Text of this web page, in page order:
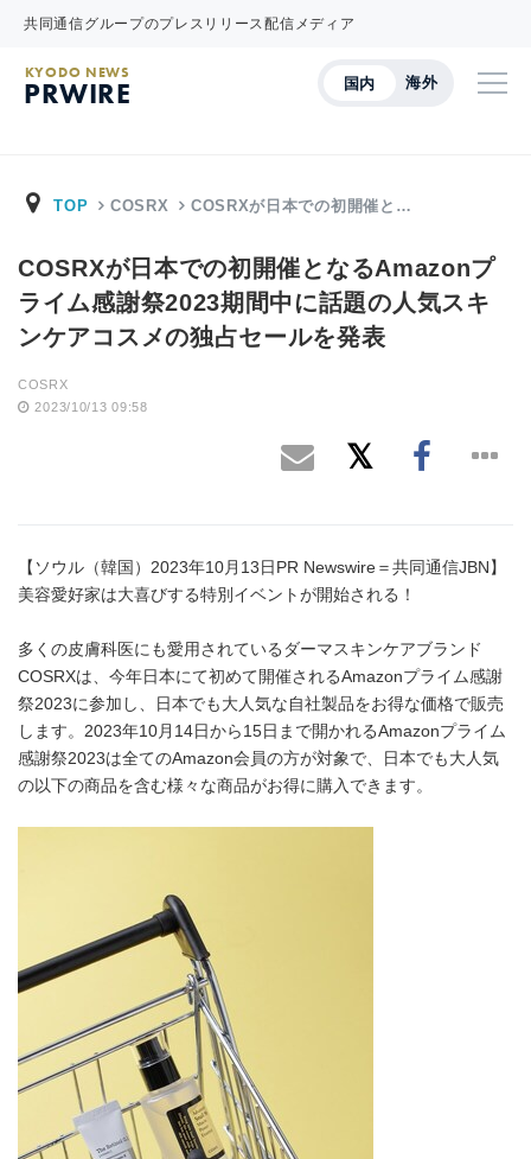
共同通信グループのプレスリリース配信メディア
国内 海外
KYODO NEWS
PRWIRE
TOP COSRX COSRXが日本での初開催と…
COSRXが日本での初開催となるAmazonプ
ライム感謝祭2023期間中に話題の人気スキ
ンケアコスメの独占セールを発表
COSRX
2023/10/13 09:58
【ソウル（韓国）2023年10月13日PR Newswire＝共同通信JBN】
美容愛好家は大喜びする特別イベントが開始される！
多くの皮膚科医にも愛用されているダーマスキンケアブランド
COSRXは、今年日本にて初めて開催されるAmazonプライム感謝
祭2023に参加し、日本でも大人気な自社製品をお得な価格で販売
します。2023年10月14日から15日まで開かれるAmazonプライム
感謝祭2023は全てのAmazon会員の方が対象で、日本でも大人気
の以下の商品を含む様々な商品がお得に購入できます。